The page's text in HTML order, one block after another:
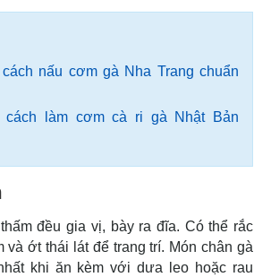
nấu cơm gà Nha Trang chuẩn
cách làm cơm cà ri gà Nhật Bản
đều gia vị, bày ra đĩa. Có thể rắc
và ớt thái lát để trang trí. Món chân gà
khi ăn kèm với dưa leo hoặc rau